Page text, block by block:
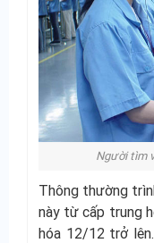
Người tìm
Thông thường
này từ cấp trung
hóa 12/12 trở